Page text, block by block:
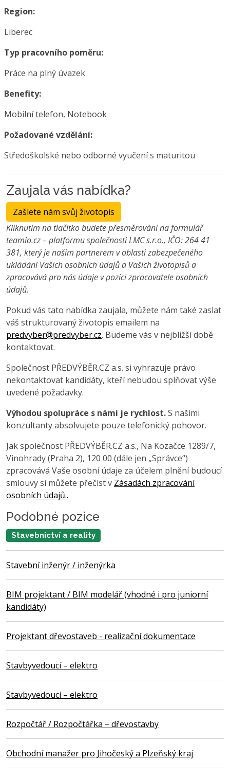
Region:
Liberec
Typ pracovního poměru:
Práce na plný úvazek
Benefity:
Mobilní telefon, Notebook
Požadované vzdělání:
Středoškolské nebo odborné vyučení s maturitou
Zaujala vás nabídka?
Zašlete nám svůj životopis
Kliknutím na tlačítko budete přesměrováni na formulář
teamio.cz – platformu společnosti LMC s.r.o., IČO: 264 41
381, který je našim partnerem v oblasti zabezpečeného
ukládání Vašich osobních údajů a Vašich životopisů a
zpracovává pro nás údaje v pozici zpracovatele osobních
údajů.
Pokud vás tato nabídka zaujala, můžete nám také zaslat
váš strukturovaný životopis emailem na
predvyber@predvyber.cz. Budeme vás v nejbližší době
kontaktovat.
Společnost PŘEDVÝBĚR.CZ a.s. si vyhrazuje právo
nekontaktovat kandidáty, kteří nebudou splňovat výše
uvedené požadavky.
Výhodou spolupráce s námi je rychlost.S našimi
konzultanty absolvujete pouze telefonický pohovor.
Jak společnost PŘEDVÝBĚR.CZ a.s., Na Kozačce 1289/7,
Vinohrady (Praha 2), 120 00 (dále jen „Správce“)
zpracovává Vaše osobní údaje za účelem plnění budoucí
smlouvy si můžete přečíst v Zásadách zpracování
osobních údajů..
Podobné pozice
Stavebnictví a reality
Stavební inženýr / inženýrka
BIM projektant / BIM modelář (vhodné i pro juniorní
kandidáty)
Projektant dřevostaveb - realizační dokumentace
Stavbyvedoucí – elektro
Stavbyvedoucí – elektro
Rozpočtář / Rozpočtářka – dřevostavby
Obchodní manažer pro Jihočeský a Plzeňský kraj